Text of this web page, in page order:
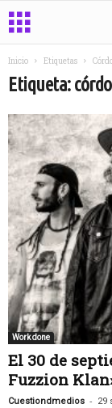
Inicio Etiquetas
Etiqueta:
Work done
El 30 de
Fuzzion
Cuestiondmedios - 29